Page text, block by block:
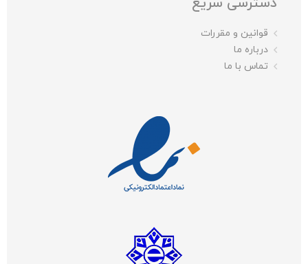
قوانین و مقررات
درباره ما
تماس با ما